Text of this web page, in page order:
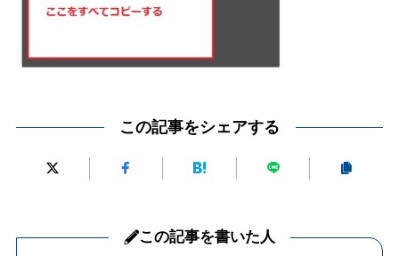
この記事をシェアする
この記事を書いた人